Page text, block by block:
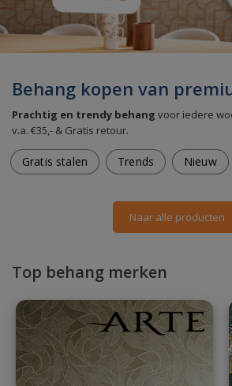
Behang kopen van
Prachtig en trendy behang voor iedere
v.a. €35,- & Gratis retour.
Gratis stalen Trends Nieuw
Naar alle producten
Top behang merken